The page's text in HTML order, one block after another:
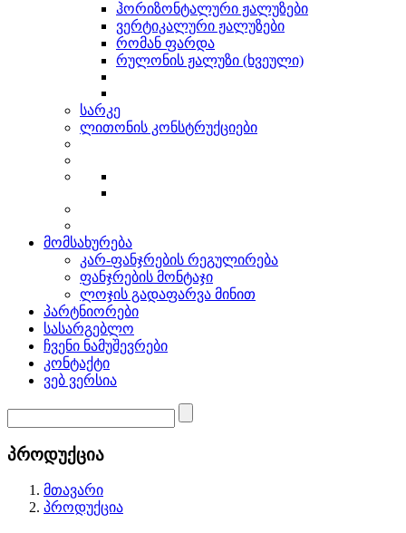
ჰორიზონტალური ჟალუზები
ვერტიკალური ჟალუზები
რომან ფარდა
რულონის ჟალუზი (ხვეული)
სარკე
ლითონის კონსტრუქციები
მომსახურება
კარ-ფანჯრების რეგულირება
ფანჯრების მონტაჯი
ლოჯის გადაფარვა მინით
პარტნიორები
სასარგებლო
ჩვენი ნამუშევრები
კონტაქტი
ვებ ვერსია
პროდუქცია
მთავარი
პროდუქცია